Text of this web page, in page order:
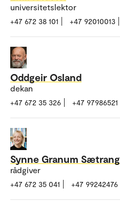
universitetslektor
+47 672 38 101 +47 92010013
Oddgeir Osland
dekan
+47 672 35 326 +47 97986521
Synne Granum Sætrang
rådgiver
+47 672 35 041 +47 99242476